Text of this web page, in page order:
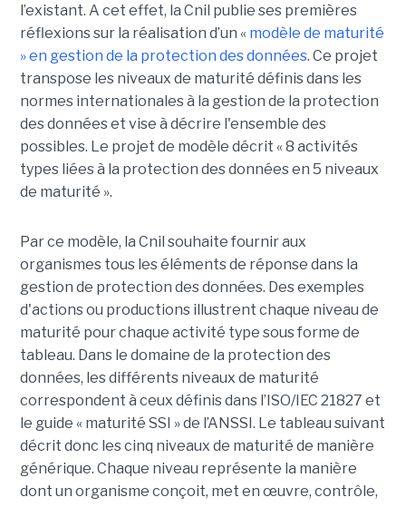
l’existant. A cet effet, la Cnil publie ses premières
réflexions sur la réalisation d’un « modèle de maturité
» en gestion de la protection des données. Ce projet
transpose les niveaux de maturité définis dans les
normes internationales à la gestion de la protection
des données et vise à décrire l'ensemble des
possibles. Le projet de modèle décrit « 8 activités
types liées à la protection des données en 5 niveaux
de maturité ».
Par ce modèle, la Cnil souhaite fournir aux
organismes tous les éléments de réponse dans la
gestion de protection des données. Des exemples
d'actions ou productions illustrent chaque niveau de
maturité pour chaque activité type sous forme de
tableau. Dans le domaine de la protection des
données, les différents niveaux de maturité
correspondent à ceux définis dans l’ISO/IEC 21827 et
le guide « maturité SSI » de l’ANSSI. Le tableau suivant
décrit donc les cinq niveaux de maturité de manière
générique. Chaque niveau représente la manière
dont un organisme conçoit, met en œuvre, contrôle,